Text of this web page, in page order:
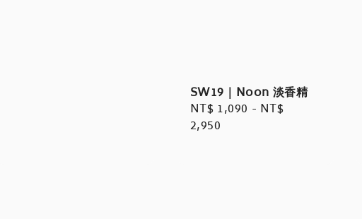
SW19｜Noon 淡香精
Regular
price
NT$ 1,090 - NT$
2,950